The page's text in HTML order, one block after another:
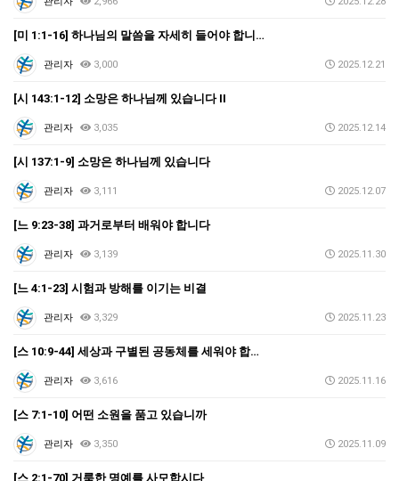
[미 1:1-16] 하나님의 말씀을 자세히 들어야 합니…
관리자 3,000 2025.12.21
[시 143:1-12] 소망은 하나님께 있습니다 II
관리자 3,035 2025.12.14
[시 137:1-9] 소망은 하나님께 있습니다
관리자 3,111 2025.12.07
[느 9:23-38] 과거로부터 배워야 합니다
관리자 3,139 2025.11.30
[느 4:1-23] 시험과 방해를 이기는 비결
관리자 3,329 2025.11.23
[스 10:9-44] 세상과 구별된 공동체를 세워야 합…
관리자 3,616 2025.11.16
[스 7:1-10] 어떤 소원을 품고 있습니까
관리자 3,350 2025.11.09
[스 2:1-70] 거룩한 명예를 사모합시다